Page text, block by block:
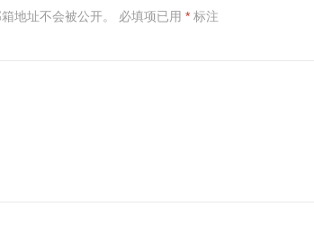
地址不会被公开。 必填项已用 * 标注